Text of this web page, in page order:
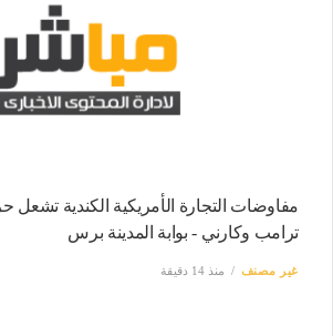
مفاوضات التجارة الأمريكية الكندية
ترامب وكارني - بوابة المدينة برس
غير مصنف منذ 14 دقيقة